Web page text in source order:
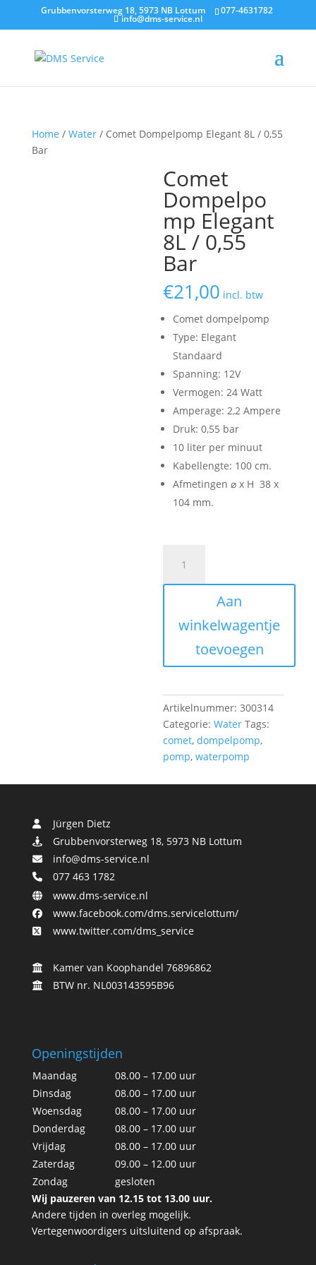
Grubbenvorsterweg 18, 5973 NB Lottum 077-4631782
info@dms-service.nl
Home / Water/ Comet Dompelpomp Elegant 8L / 0,55
Bar
Comet
Dompelpo
mp Elegant
8L / 0,55
Bar
€21,00 incl. btw
Comet dompelpomp
Type: Elegant
Standaard
Spanning: 12V
Vermogen: 24 Watt
Amperage: 2,2 Ampere
Druk: 0,55 bar
10 liter per minuut
Kabellengte: 100 cm.
Afmetingen ⌀ x H 38 x
104 mm.
Dompelpomp
Elegant
0,55
aantal
Aan
winkelwagentje
toevoegen
Artikelnummer:300314
Categorie:Water Tags:
comet,dompelpomp,
pomp,waterpomp
Jürgen Dietz
Grubbenvorsterweg 18, 5973 NB Lottum
info@dms-service.nl
077 463 1782
www.dms-service.nl
www.facebook.com/dms.servicelottum/
www.twitter.com/dms_service
Kamer van Koophandel 76896862
BTW nr. NL003143595B96
Openingstijden
Maandag
08.00 – 17.00 uur
Dinsdag
08.00 – 17.00 uur
Woensdag
08.00 – 17.00 uur
Donderdag
08.00 – 17.00 uur
Vrijdag
08.00 – 17.00 uur
Zaterdag
09.00 – 12.00 uur
Zondag
gesloten
Wij pauzeren van 12.15 tot 13.00 uur.
Andere tijden in overleg mogelijk.
Vertegenwoordigers uitsluitend op afspraak.